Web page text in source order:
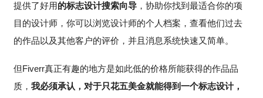
提供了好用的标志设计搜索向导 ，协助你找到最适合你的项
目的设计师，你可以浏览设计师的个人档案，查看他们过去
的作品以及其他客户的评价，并且消息系统快速又简单。
但Fiverr真正有趣的地方是如此低的价格所能获得的作品品
质， 我必须承认，对于只花五美金就能得到一个标志设计，